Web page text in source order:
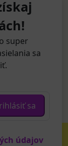
super
sa
sa
údajov